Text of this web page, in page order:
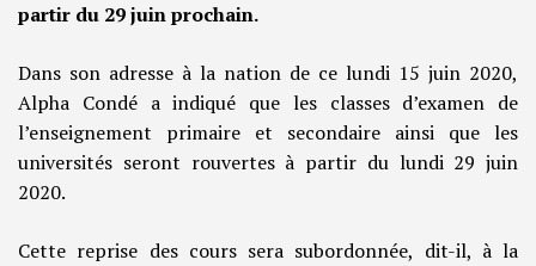
partir du 29 juin prochain.
Dans son adresse à la nation de ce lundi 15 juin 2020,
Alpha Condé a indiqué que les classes d’examen de
l’enseignement primaire et secondaire ainsi que les
universités seront rouvertes à partir du lundi 29 juin
2020.
Cette reprise des cours sera subordonnée, dit-il, à la